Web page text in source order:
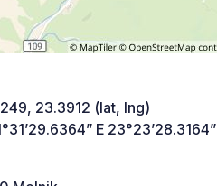
23.3912 (lat, lng)
E 23°23’28.3164”